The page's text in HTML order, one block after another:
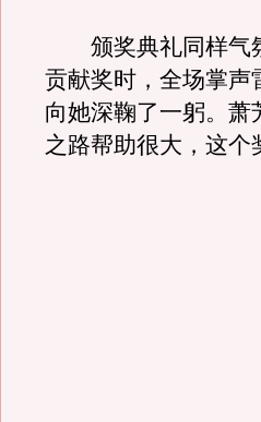
颁奖典礼同样气
贡献奖时，全场掌声
向她深鞠了一躬。
之路帮助很大，这个